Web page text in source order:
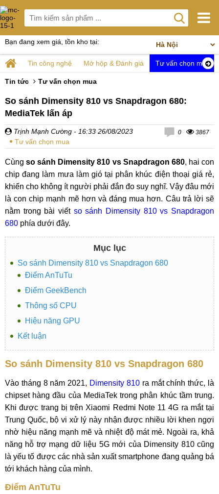
Bạn đang xem giá, tồn kho tại:
Tin công nghệ Mở hộp & Đánh giá Tư vấn chọn mua
Tin tức Tư vấn chọn mua
So sánh Dimensity 810 vs Snapdragon 680:
MediaTek lấn áp
Trịnh Mạnh Cường - 16:33 26/08/2023
Tư vấn chọn mua
0 3867
Cùngso sánh Dimensity 810 vs Snapdragon 680, hai con
chip đang làm mưa làm gió tại phân khúc điện thoại giá rẻ,
khiến cho không ít người phải đắn đo suy nghĩ. Vậy đâu mới
là con chip mạnh mẽ hơn và đáng mua hơn. Câu trả lời sẽ
nằm trong bài viết so sánh Dimensity 810 vs Snapdragon
680 phía dưới đây.
Mục lục
So sánh Dimensity 810 vs Snapdragon 680
Điểm AnTuTu
Điểm GeekBench
Thông số CPU
Hiệu năng GPU
Kết luận
So sánh Dimensity 810 vs Snapdragon 680
Vào tháng 8 năm 2021, Dimensity 810ra mắt chính thức, là
chipset hàng đầu của MediaTek trong phân khúc tầm trung.
Khi được trang bị trên Xiaomi Redmi Note 11 4G ra mắt tại
Trung Quốc, bộ vi xử lý này nhận được nhiều lời khen ngợi
nhờ hiệu năng mạnh mẽ và nhiệt độ mát mẻ. Ngoài ra, khả
năng hỗ trợ mạng dữ liệu 5G mới của Dimensity 810 cũng
là yếu tố được các nhà sản xuất smartphone đang quảng bá
tới khách hàng của mình.
Điểm AnTuTu